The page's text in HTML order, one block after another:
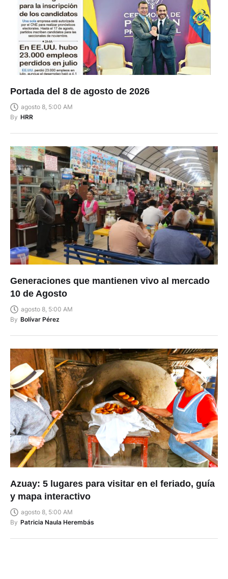
Portada del 8 de agosto de 2026
agosto 8, 5:00 AM
By HRR
Generaciones que mantienen vivo al mercado
10 de Agosto
agosto 8, 5:00 AM
By Bolívar Pérez
Azuay: 5 lugares para visitar en el feriado, guía
y mapa interactivo
agosto 8, 5:00 AM
By Patricia Naula Herembás